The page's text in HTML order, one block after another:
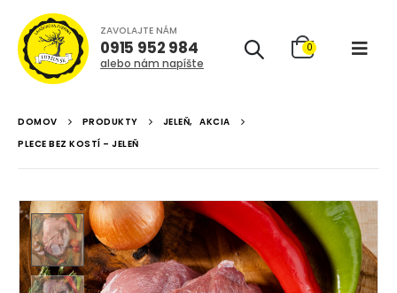
ZAVOLAJTE NÁM
0915 952 984
alebo nám napíšte
0
DOMOV PRODUKTY JELEŇ, AKCIA
PLECE BEZ KOSTÍ – JELEŇ